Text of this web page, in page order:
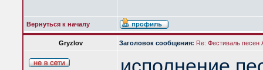
Вернуться к началу
Gryzlov Заголовок сообщения: Re: Фестиваль песен